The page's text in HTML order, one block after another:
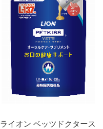
ライオン ベッツドクタース